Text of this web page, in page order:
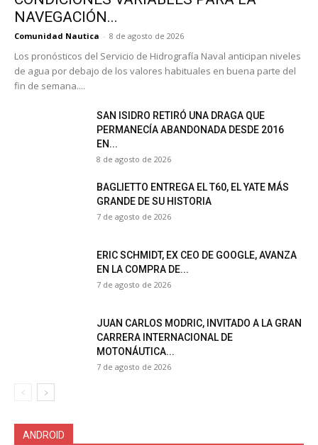
NAVEGACIÓN...
Comunidad Nautica - 8 de agosto de 2026
Los pronósticos del Servicio de Hidrografía Naval anticipan niveles
de agua por debajo de los valores habituales en buena parte del
fin de semana....
SAN ISIDRO RETIRÓ UNA DRAGA QUE
PERMANECÍA ABANDONADA DESDE 2016
EN...
8 de agosto de 2026
BAGLIETTO ENTREGA EL T60, EL YATE MÁS
GRANDE DE SU HISTORIA
7 de agosto de 2026
ERIC SCHMIDT, EX CEO DE GOOGLE, AVANZA
EN LA COMPRA DE...
7 de agosto de 2026
JUAN CARLOS MODRIC, INVITADO A LA GRAN
CARRERA INTERNACIONAL DE
MOTONÁUTICA...
7 de agosto de 2026
ANDROID